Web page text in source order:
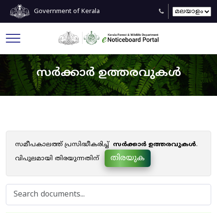
Government of Kerala
സർക്കാർ ഉത്തരവുകൾ
സമീപകാലത്ത് പ്രസിദ്ധീകരിച്ച് സർക്കാർ ഉത്തരവുകൾ.
വിപുലമായി തിരയുന്നതിന്
തിരയുക